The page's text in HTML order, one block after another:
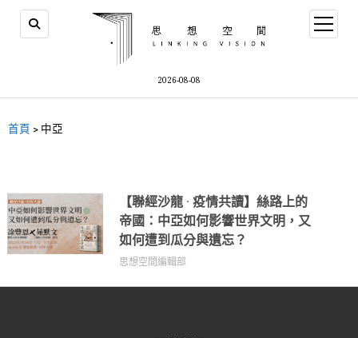
2026-08-08
首頁 > 中亞
【聯經沙龍 · 疫情共讀】絲路上的
帝國：中亞如何影響世界文明，又
如何遭到瓜分與遺忘？
思想空間編輯部